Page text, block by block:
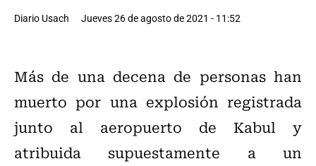
Diario Usach Jueves 26 de agosto de 2021 - 11:52
Más de una decena de personas han
muerto por una explosión registrada
junto al aeropuerto de Kabul y
atribuida supuestamente a un